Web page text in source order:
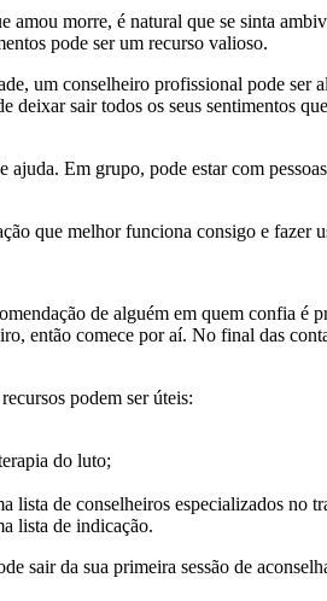
morre, é natural que se sinta
pode ser um recurso valioso.
um conselheiro profissional pode ser
sair todos os seus sentimentos
Em grupo, pode estar com
que melhor funciona consigo e fazer
de alguém em quem confia é
então comece por aí. No final das
podem ser úteis:
do luto;
de conselheiros especializados no
lista de indicação.
sair da sua primeira sessão de